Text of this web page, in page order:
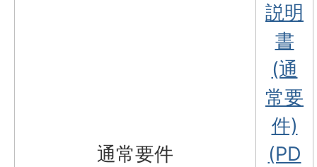
通常要件
説明
書
(通
常要
件)
(PD